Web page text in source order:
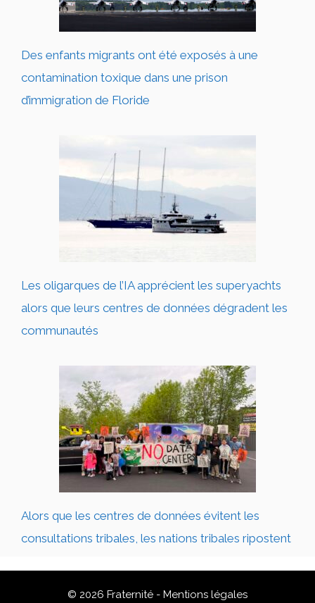
Des enfants migrants ont été exposés à une
contamination toxique dans une prison
d’immigration de Floride
Les oligarques de l’IA apprécient les superyachts
alors que leurs centres de données dégradent les
communautés
Alors que les centres de données évitent les
consultations tribales, les nations tribales ripostent
© 2026 Fraternité - Mentions légales